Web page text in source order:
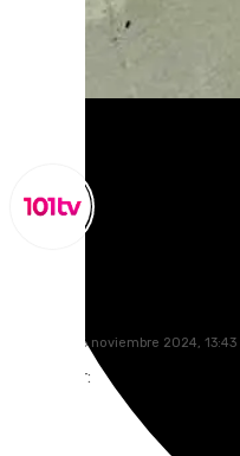
miércoles, 6 noviembre 2024, 13:43
Compartir: